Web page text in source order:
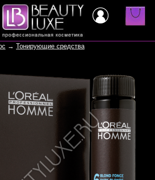
→ Тонирующие средства